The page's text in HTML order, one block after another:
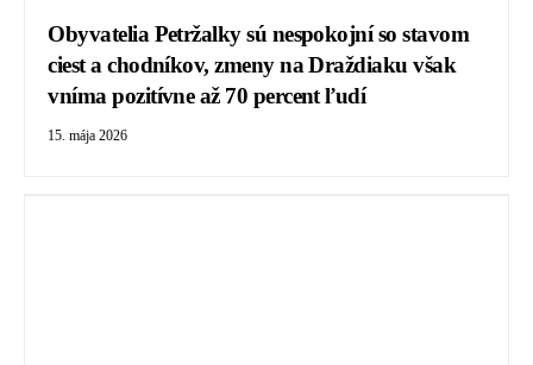
Obyvatelia Petržalky sú nespokojní so stavom
ciest a chodníkov, zmeny na Draždiaku však
vníma pozitívne až 70 percent ľudí
15. mája 2026